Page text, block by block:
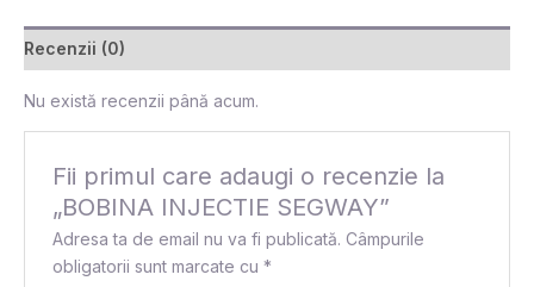
Recenzii (0)
Nu există recenzii până acum.
Fii primul care adaugi o recenzie la
„BOBINA INJECTIE SEGWAY”
Adresa ta de email nu va fi publicată. Câmpurile
obligatorii sunt marcate cu*